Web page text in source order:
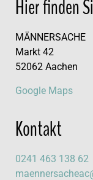
Hier finden
MÄNNERSACHE
Markt 42
52062 Aachen
Google Maps
Kontakt
0241 463 138 62